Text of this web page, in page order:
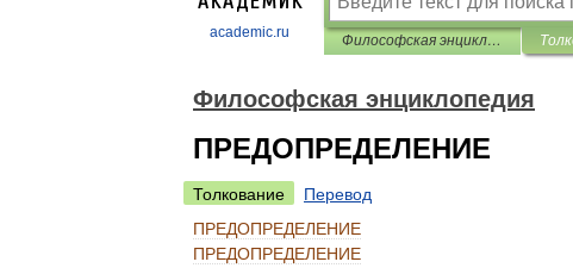
academic.ru Философская энциклопедия
Философская энциклопедия
ПРЕДОПРЕДЕЛЕНИЕ
Толкование
Перевод
ПРЕДОПРЕДЕЛЕНИЕ
ПРЕДОПРЕДЕЛЕНИЕ